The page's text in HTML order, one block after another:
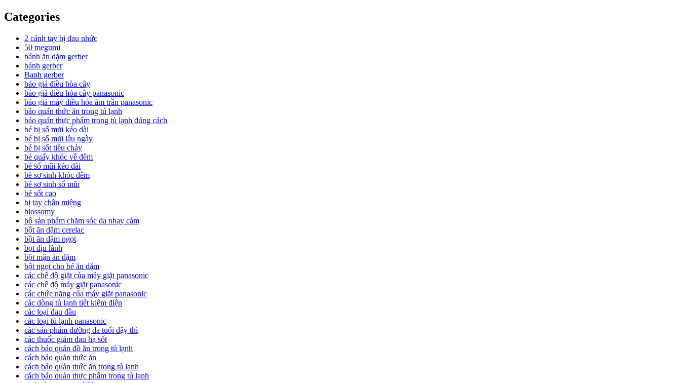
Categories
2 cánh tay bị đau nhức
50 megumi
bánh ăn dặm gerber
bánh gerber
Banh gerber
báo giá điều hòa cây
báo giá điều hòa cây panasonic
báo giá máy điều hòa âm trần panasonic
bảo quản thức ăn trong tủ lạnh
bảo quản thực phẩm trong tủ lạnh đúng cách
bé bị sổ mũi kéo dài
bé bị sổ mũi lâu ngày
bé bị sốt tiêu chảy
bé quấy khóc về đêm
bé sổ mũi kéo dài
bé sơ sinh khóc đêm
bé sơ sinh sổ mũi
bé sốt cao
bị tay chân miệng
blossomy
bộ sản phẩm chăm sóc da nhạy cảm
bột ăn dặm cerelac
bột ăn dặm ngọt
bọt dịu lành
bột mặn ăn dặm
bột ngọt cho bé ăn dặm
các chế độ giặt của máy giặt panasonic
các chế độ máy giặt panasonic
các chức năng của máy giặt panasonic
các dòng tủ lạnh tiết kiệm điện
các loại đau đầu
các loại tủ lạnh panasonic
các sản phẩm dưỡng da tuổi dậy thì
các thuốc giảm đau hạ sốt
cách bảo quản đồ ăn trong tủ lạnh
cách bảo quản thức ăn
cách bảo quản thức ăn trong tủ lạnh
cách bảo quản thực phẩm trong tủ lạnh